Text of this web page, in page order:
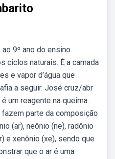
9º ano do ensino.
ciclos naturais. É a camada
e vapor d’água que
a seguir. José cruz/abr
um reagente na queima.
parte da composição
(ar), neônio (ne), radônio
e xenônio (xe), sendo que
que o ar é uma